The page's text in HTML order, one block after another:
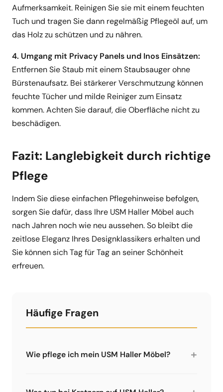
Aufmerksamkeit. Reinigen Sie sie mit einem feuchten
Tuch und tragen Sie dann regelmäßig Pflegeöl auf, um
das Holz zu schützen und zu nähren.
4. Umgang mit Privacy Panels und Inos Einsätzen:
Entfernen Sie Staub mit einem Staubsauger ohne
Bürstenaufsatz. Bei stärkerer Verschmutzung können
feuchte Tücher und milde Reiniger zum Einsatz
kommen. Achten Sie darauf, die Oberfläche nicht zu
beschädigen.
Fazit: Langlebigkeit durch richtige
Pflege
Indem Sie diese einfachen Pflegehinweise befolgen,
sorgen Sie dafür, dass Ihre USM Haller Möbel auch
nach Jahren noch wie neu aussehen. So bleibt die
zeitlose Eleganz Ihres Designklassikers erhalten und
Sie können sich Tag für Tag an seiner Schönheit
erfreuen.
Häufige Fragen
Wie pflege ich mein USM Haller Möbel? +
sind robust und pflegeleicht. Für die normale